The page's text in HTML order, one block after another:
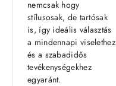
nemcsak hogy
stílusosak, de tartósak
is, így ideális választás
a mindennapi viselethez
és a szabadidős
tevékenységekhez
egyaránt.